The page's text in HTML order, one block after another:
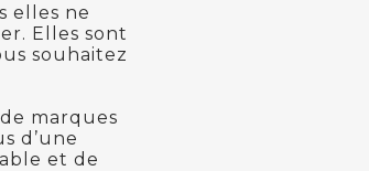
elles ne
Elles sont
souhaitez
marques
d’une
et de